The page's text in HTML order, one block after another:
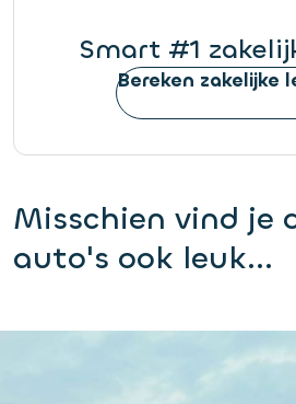
Smart #1
Bereken zakelijke
Misschien vind je
auto's ook leuk...